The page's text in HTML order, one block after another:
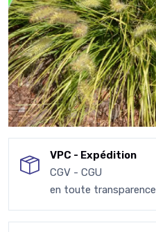
VPC - Expédition
CGV - CGU
en toute transparence